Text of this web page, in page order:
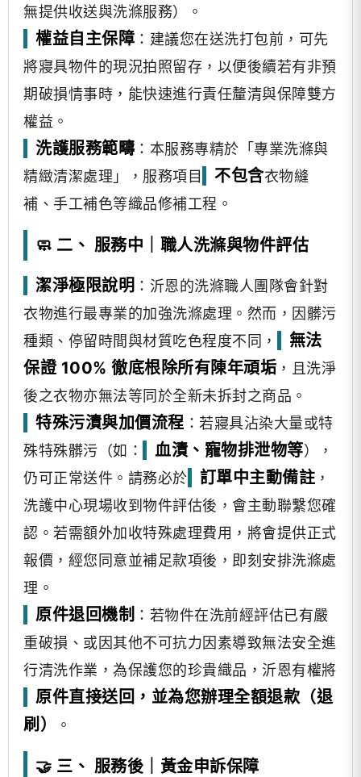
無提供收送與洗滌服務）。
權益自主保障 ：建議您在送洗打包前，可先
將寢具物件的現況拍照留存，以便後續若有非預
期破損情事時，能快速進行責任釐清與保障雙方
權益。
洗護服務範疇 ：本服務專精於「專業洗滌與
精緻清潔處理」，服務項目
不包含衣物縫
補、手工補色等織品修補工程。
🧼 二、 服務中｜職人洗滌與物件評估
潔淨極限說明 ：沂恩的洗滌職人團隊會針對
衣物進行最專業的加強洗滌處理。然而，因髒污
種類、停留時間與材質吃色程度不同，
無法
保證 100% 徹底根除所有陳年頑垢 ，且洗淨
後之衣物亦無法等同於全新未拆封之商品。
特殊污漬與加價流程 ：若寢具沾染大量或特
殊特殊髒污（如：
血漬、寵物排泄物等），
仍可正常送件。請務必於
訂單中主動備註 ，
洗護中心現場收到物件評估後，會主動聯繫您確
認。若需額外加收特殊處理費用，將會提供正式
報價，經您同意並補足款項後，即刻安排洗滌處
理。
原件退回機制 ：若物件在洗前經評估已有嚴
重破損、或因其他不可抗力因素導致無法安全進
行清洗作業，為保護您的珍貴織品，沂恩有權將
原件直接送回，並為您辦理全額退款（退
刷）
。
🤝 三、 服務後｜黃金申訴保障